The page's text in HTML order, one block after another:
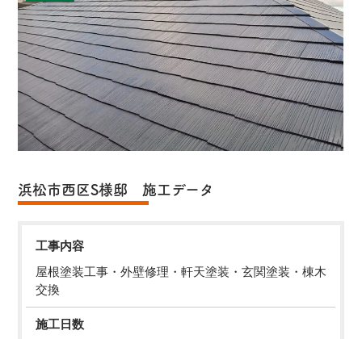
浜松市西区S様邸 施工データ
工事内容
屋根塗装工事・外壁修理・軒天塗装・玄関塗装・棟木
交換
施工日数